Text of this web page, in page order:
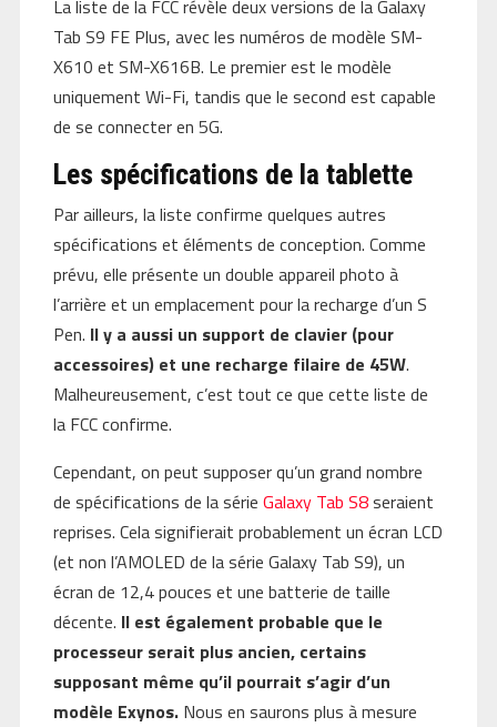
La liste de la FCC révèle deux versions de la Galaxy
Tab S9 FE Plus, avec les numéros de modèle SM-
X610 et SM-X616B. Le premier est le modèle
uniquement Wi-Fi, tandis que le second est capable
de se connecter en 5G.
Les spécifications de la tablette
Par ailleurs, la liste confirme quelques autres
spécifications et éléments de conception. Comme
prévu, elle présente un double appareil photo à
l’arrière et un emplacement pour la recharge d’un S
Pen. Il y a aussi un support de clavier (pour
accessoires) et une recharge filaire de 45W.
Malheureusement, c’est tout ce que cette liste de
la FCC confirme.
Cependant, on peut supposer qu’un grand nombre
de spécifications de la série Galaxy Tab S8seraient
reprises. Cela signifierait probablement un écran LCD
(et non l’AMOLED de la série Galaxy Tab S9), un
écran de 12,4 pouces et une batterie de taille
décente. Il est également probable que le
processeur serait plus ancien, certains
supposant même qu’il pourrait s’agir d’un
modèle Exynos.Nous en saurons plus à mesure